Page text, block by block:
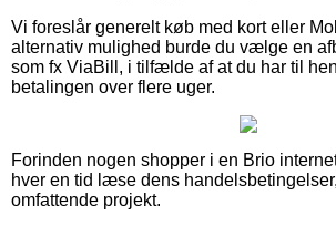
Vi foreslår generelt køb med kort eller
alternativ mulighed burde du vælge en
som fx ViaBill, i tilfælde af at du har til
betalingen over flere uger.
Forinden nogen shopper i en Brio
hver en tid læse dens
omfattende projekt.